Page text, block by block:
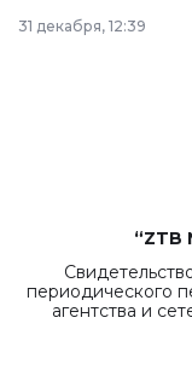
в Астане из
31 декабря, 12:39
“ZTB
периодического
агентства и